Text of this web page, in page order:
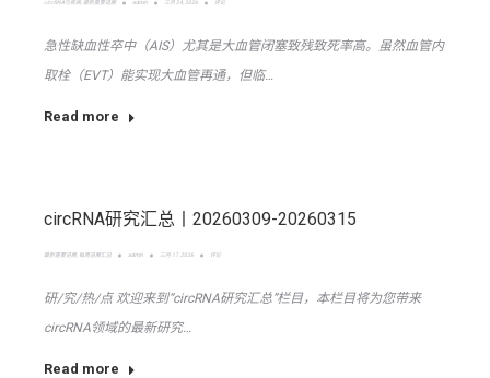
circRNA与疾病 最新重要进展 admin 三月 24, 2026 评论
急性缺血性卒中（AIS）尤其是大血管闭塞致残致死率高。虽然血管内
取栓（EVT）能实现大血管再通，但临…
Read more
circRNA研究汇总丨20260309-20260315
最新重要进展 每周进展汇总 admin 三月 17, 2026 评论
研/究/热/点 欢迎来到“circRNA研究汇总”栏目，本栏目将为您带来
circRNA领域的最新研究…
Read more